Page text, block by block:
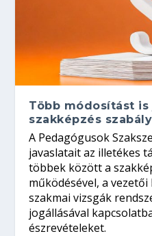
Több módosítást is
szakképzés
A Pedagógusok
javaslatait az illetékes
többek között a
működésével, a
szakmai vizsgák
jogállásával
észrevételeket.